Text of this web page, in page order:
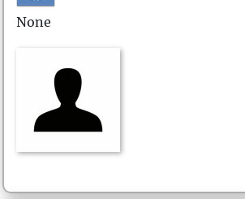
None